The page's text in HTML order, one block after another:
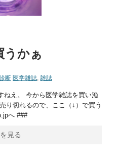
うかぁ
断 医学雑誌, 雑誌
ねえ。 今から医学雑誌を買い漁
り切れるので、ここ（↓）で買う
へ ###
見る